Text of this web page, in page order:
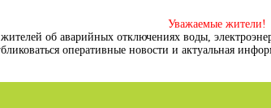
Уважаемые жители!
об аварийных отключениях воды,
оперативные новости и актуальная